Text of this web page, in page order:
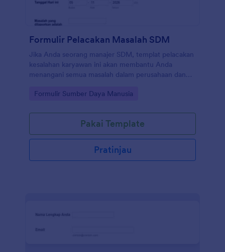
Formulir Pelacakan Masalah SDM
Jika Anda seorang manajer SDM, templat pelacakan
kesalahan karyawan ini akan membantu Anda
menangani semua masalah dalam perusahaan dan
tugas-tugas Anda di departemen SDM. Formulir
menambahkan karyawan dalam perusahaan yang
sama dan meminta mereka untuk memilih jenis
kontak, divisi, dan jenis masalah yang mereka
Go to Category:
Formulir Sumber Daya Manusia
Pakai Template
Pratinjau